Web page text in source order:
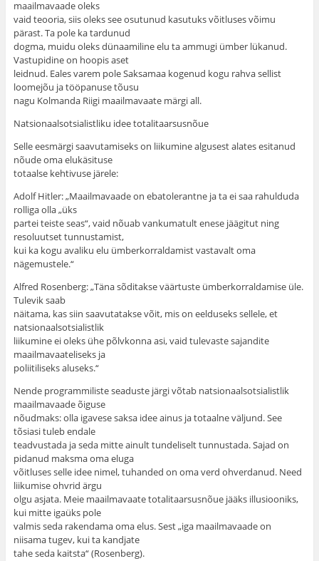
maailmavaade oleks
vaid teooria, siis oleks see osutunud kasutuks võitluses võimu
pärast. Ta pole ka tardunud
dogma, muidu oleks dünaamiline elu ta ammugi ümber lükanud.
Vastupidine on hoopis aset
leidnud. Eales varem pole Saksamaa kogenud kogu rahva sellist
loomejõu ja tööpanuse tõusu
nagu Kolmanda Riigi maailmavaate märgi all.
Natsionaalsotsialistliku idee totalitaarsusnõue
Selle eesmärgi saavutamiseks on liikumine algusest alates esitanud
nõude oma elukäsituse
totaalse kehtivuse järele:
Adolf Hitler: „Maailmavaade on ebatolerantne ja ta ei saa rahulduda
rolliga olla „üks
partei teiste seas“, vaid nõuab vankumatult enese jäägitut ning
resoluutset tunnustamist,
kui ka kogu avaliku elu ümberkorraldamist vastavalt oma
nägemustele.“
Alfred Rosenberg: „Täna sõditakse väärtuste ümberkorraldamise üle.
Tulevik saab
näitama, kas siin saavutatakse võit, mis on eelduseks sellele, et
natsionaalsotsialistlik
liikumine ei oleks ühe põlvkonna asi, vaid tulevaste sajandite
maailmavaateliseks ja
poliitiliseks aluseks.“
Nende programmiliste seaduste järgi võtab natsionaalsotsialistlik
maailmavaade õiguse
nõudmaks: olla igavese saksa idee ainus ja totaalne väljund. See
tõsiasi tuleb endale
teadvustada ja seda mitte ainult tundeliselt tunnustada. Sajad on
pidanud maksma oma eluga
võitluses selle idee nimel, tuhanded on oma verd ohverdanud. Need
liikumise ohvrid ärgu
olgu asjata. Meie maailmavaate totalitaarsusnõue jääks illusiooniks,
kui mitte igaüks pole
valmis seda rakendama oma elus. Sest „iga maailmavaade on
niisama tugev, kui ta kandjate
tahe seda kaitsta“ (Rosenberg).